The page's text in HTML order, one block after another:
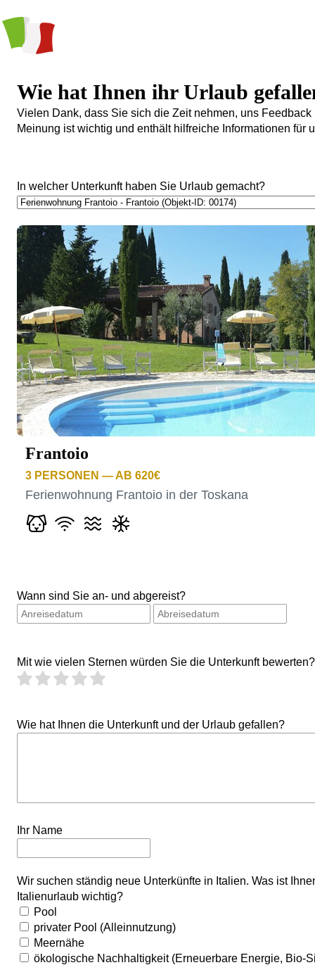
Wie hat Ihnen ihr Urlaub
Vielen Dank, dass Sie sich die Zeit nehmen, uns
Meinung ist wichtig und enthält hilfreiche Informationen für
In welcher Unterkunft haben Sie Urlaub gemacht?
Frantoio
3 PERSONEN — AB 620€
Ferienwohnung Frantoio in der Toskana
Wann sind Sie an- und abgereist?
Mit wie vielen Sternen würden Sie die Unterkunft bewerten?
Wie hat Ihnen die Unterkunft und der Urlaub gefallen?
Ihr Name
Wir suchen ständig neue Unterkünfte in Italien. Was ist
Italienurlaub wichtig?
Pool
privater Pool (Alleinnutzung)
Meernähe
ökologische Nachhaltigkeit (Erneuerbare Energie, Bio-